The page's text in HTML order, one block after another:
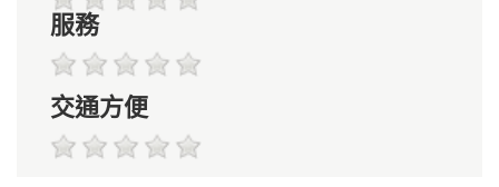
服務
交通方便